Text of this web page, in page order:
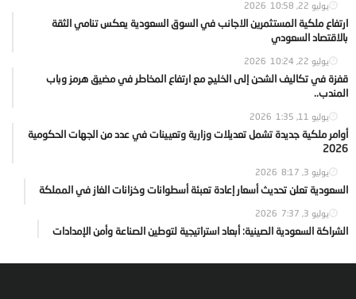
يوليو 22, 2026 10:58
ارتفاع ملكية المستثمرين الاجانب في السوق السعودية يعكس تنامي الثقة
بالاقتصاد السعودي
يوليو 22, 2026 10:24
قفزة في تكاليف الشحن إلى الخليج مع ارتفاع المخاطر في مضيق هرمز وباب
المندب..
يوليو 11, 2026 1:35
أوامر ملكية جديدة تشمل تعديلات وزارية وتعيينات في عدد من الجهات الحكومية
2026
يوليو 3, 2026 8:17
السعودية تعلن تحديث أسعار إعادة تعبئة أسطوانات وخزانات الغاز في المملكة
يوليو 3, 2026 7:37
الشراكة السعودية الصينية: أبعاد استراتيجية لتوطين الصناعة وأمن الإمدادات